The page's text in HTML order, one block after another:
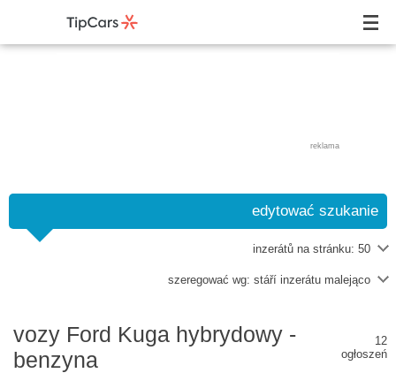
reklama
edytować szukanie
inzerátů na stránku: 50
szeregować wg: stáří inzerátu malejąco
vozy Ford Kuga hybrydowy -
benzyna
12
ogłoszeń